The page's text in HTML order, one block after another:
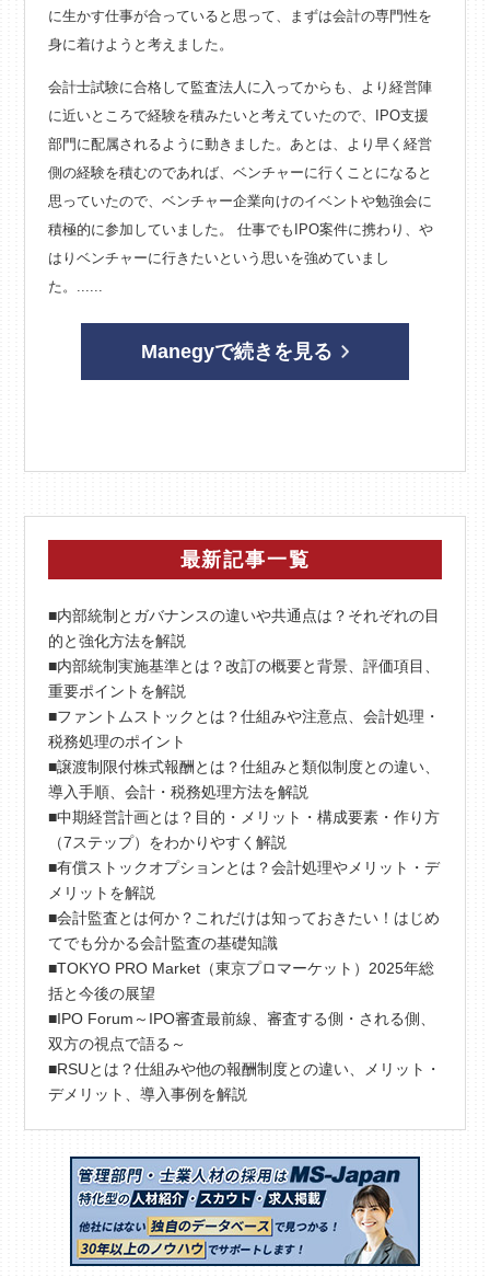
に生かす仕事が合っていると思って、まずは会計の専門性を
身に着けようと考えました。
会計士試験に合格して監査法人に入ってからも、より経営陣
に近いところで経験を積みたいと考えていたので、IPO支援
部門に配属されるように動きました。あとは、より早く経営
側の経験を積むのであれば、ベンチャーに行くことになると
思っていたので、ベンチャー企業向けのイベントや勉強会に
積極的に参加していました。 仕事でもIPO案件に携わり、や
はりベンチャーに行きたいという思いを強めていまし
た。......
Manegyで続きを見る
最新記事一覧
■内部統制とガバナンスの違いや共通点は？それぞれの目
的と強化方法を解説
■内部統制実施基準とは？改訂の概要と背景、評価項目、
重要ポイントを解説
■ファントムストックとは？仕組みや注意点、会計処理・
税務処理のポイント
■譲渡制限付株式報酬とは？仕組みと類似制度との違い、
導入手順、会計・税務処理方法を解説
■中期経営計画とは？目的・メリット・構成要素・作り方
（7ステップ）をわかりやすく解説
■有償ストックオプションとは？会計処理やメリット・デ
メリットを解説
■会計監査とは何か？これだけは知っておきたい！はじめ
てでも分かる会計監査の基礎知識
■TOKYO PRO Market（東京プロマーケット）2025年総
括と今後の展望
■IPO Forum～IPO審査最前線、審査する側・される側、
双方の視点で語る～
■RSUとは？仕組みや他の報酬制度との違い、メリット・
デメリット、導入事例を解説